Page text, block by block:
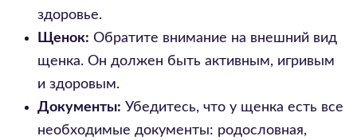
здоровье.
Щенок: Обратите внимание на внешний вид
щенка. Он должен быть активным, игривым
и здоровым.
Документы: Убедитесь, что у щенка есть все
необходимые документы: родословная,